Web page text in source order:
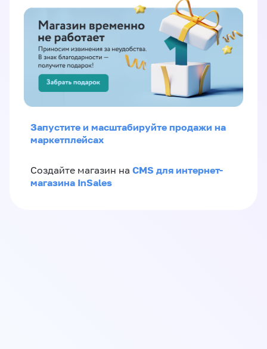
Запустите и масштабируйте продажи на
маркетплейсах
Создайте магазин на CMS для интернет-
магазина InSales